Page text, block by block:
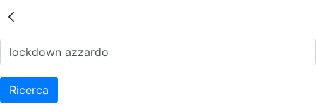
Risultati della Ricerca -
Ricerca